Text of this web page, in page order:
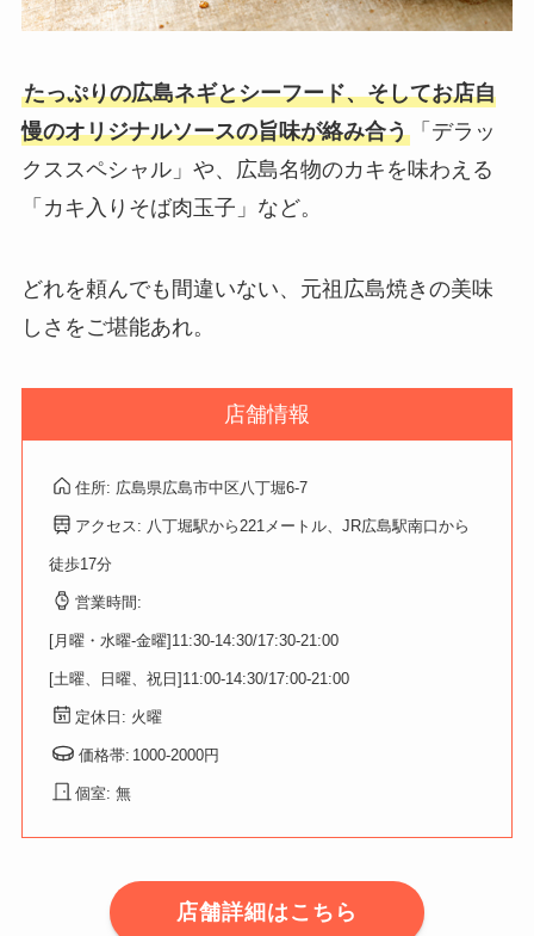
たっぷりの広島ネギとシーフード、そしてお店自
慢のオリジナルソースの旨味が絡み合う「デラッ
クススペシャル」や、広島名物のカキを味わえる
「カキ入りそば肉玉子」など。
どれを頼んでも間違いない、元祖広島焼きの美味
しさをご堪能あれ。
店舗情報
住所: 広島県広島市中区八丁堀6-7
アクセス: 八丁堀駅から221メートル、JR広島駅南口から
徒歩17分
営業時間:
[月曜・水曜-金曜]11:30-14:30/17:30-21:00
[土曜、日曜、祝日]11:00-14:30/17:00-21:00
定休日: 火曜
価格帯: 1000-2000円
個室: 無
店舗詳細はこちら